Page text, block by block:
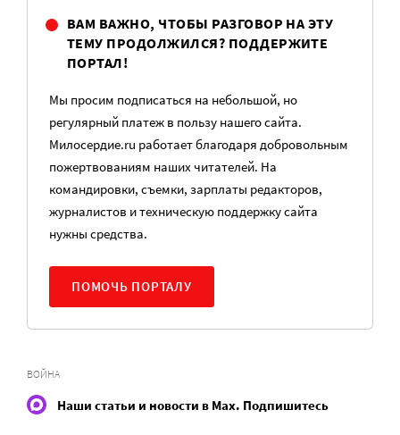
ВАМ ВАЖНО, ЧТОБЫ РАЗГОВОР НА ЭТУ
ТЕМУ ПРОДОЛЖИЛСЯ? ПОДДЕРЖИТЕ
ПОРТАЛ!
Мы просим подписаться на небольшой, но
регулярный платеж в пользу нашего сайта.
Милосердие.ru работает благодаря добровольным
пожертвованиям наших читателей. На
командировки, съемки, зарплаты редакторов,
журналистов и техническую поддержку сайта
нужны средства.
ПОМОЧЬ ПОРТАЛУ
ВОЙНА
Наши статьи и новости в Max. Подпишитесь